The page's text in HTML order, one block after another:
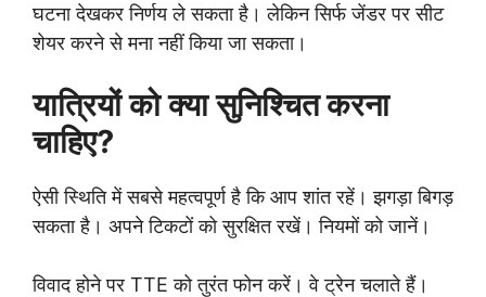
घटना देखकर निर्णय ले सकता है। लेकिन सिर्फ जेंडर पर सीट
शेयर करने से मना नहीं किया जा सकता।
यात्रियों को क्या सुनिश्चित करना
चाहिए?
ऐसी स्थिति में सबसे महत्वपूर्ण है कि आप शांत रहें। झगड़ा बिगड़
सकता है। अपने टिकटों को सुरक्षित रखें। नियमों को जानें।
विवाद होने पर TTE को तुरंत फोन करें। वे ट्रेन चलाते हैं।